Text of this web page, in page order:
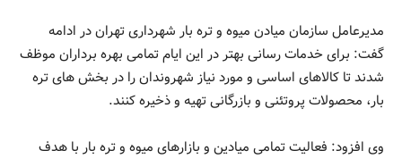
مدیرعامل سازمان میادن میوه و تره بار شهرداری تهران در ادامه
گفت: برای خدمات رسانی بهتر در این ایام تمامی بهره برداران موظف
شدند تا کالاهای اساسی و مورد نیاز شهروندان را در بخش های تره
بار، محصولات پروتئنی و بازرگانی تهیه و ذخیره کنند.
وی افزود: فعالیت تمامی میادین و بازارهای میوه و تره بار با هدف